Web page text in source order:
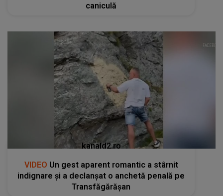
caniculă
kanald2.ro
VIDEO Un gest aparent romantic a stârnit
indignare și a declanșat o anchetă penală pe
Transfăgărășan